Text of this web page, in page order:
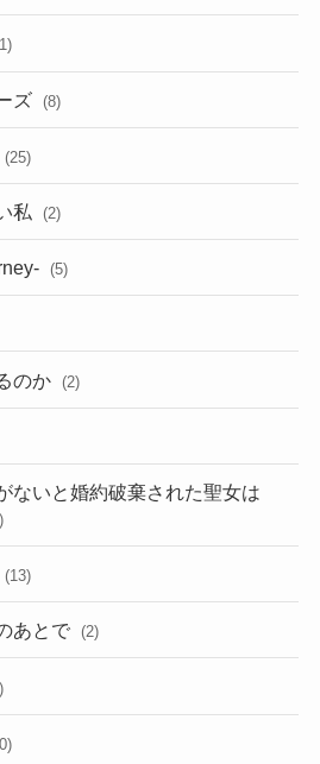
ズ (8)
(25)
私 (2)
(5)
のか (2)
ないと婚約破棄された聖女は
(13)
あとで (2)